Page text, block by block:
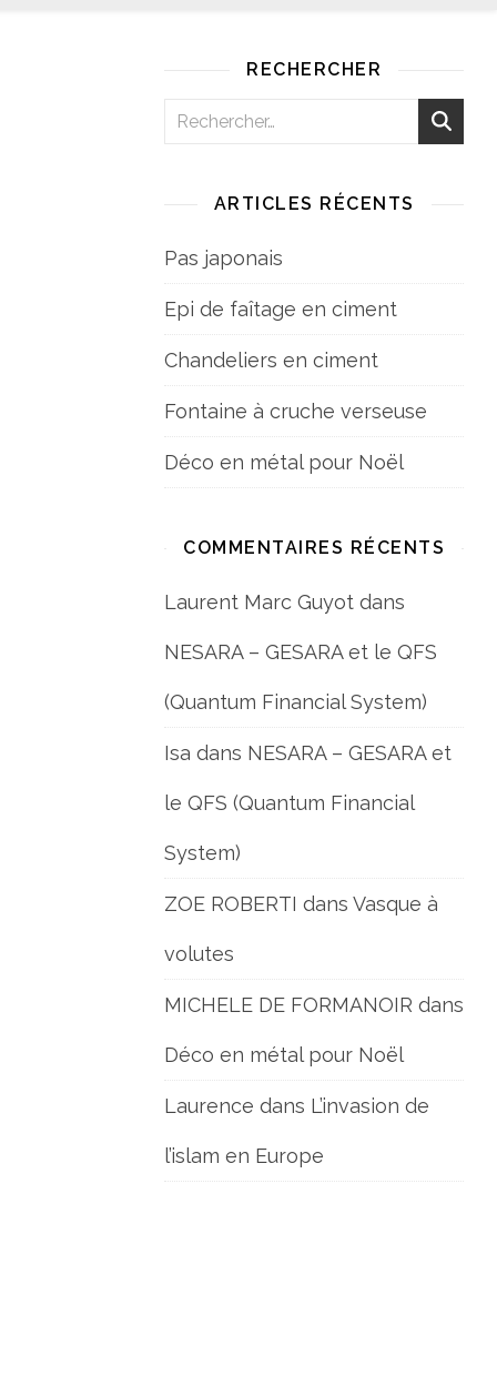
RECHERCHER
ARTICLES RÉCENTS
Pas japonais
Epi de faîtage en ciment
Chandeliers en ciment
Fontaine à cruche verseuse
Déco en métal pour Noël
COMMENTAIRES RÉCENTS
Laurent Marc Guyot dans
NESARA – GESARA et le QFS
(Quantum Financial System)
Isa dans NESARA – GESARA et
le QFS (Quantum Financial
System)
ZOE ROBERTI dans Vasque à
volutes
MICHELE DE FORMANOIR dans
Déco en métal pour Noël
Laurence dans L’invasion de
l’islam en Europe